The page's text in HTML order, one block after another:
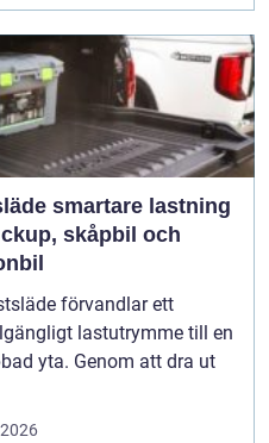
lastning
skåpbil och
förvandlar ett
lastutrymme till en
yta. Genom att dra ut